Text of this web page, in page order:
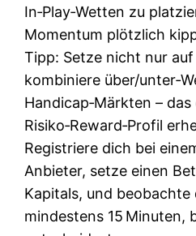
In‑Play‑Wetten zu
Momentum plötzlich
Tipp: Setze nicht nur
kombiniere über/
Handicap‑Märkten –
Risiko‑Reward‑Profil
Registriere dich bei
Anbieter, setze einen
Kapitals, und beobachte
mindestens 15 Minuten,